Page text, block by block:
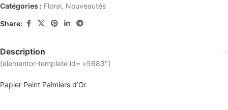
Catégories : Floral, Nouveautés
Share:
Description
[elementor-template id= »5683″]
Papier Peint Palmiers d’Or